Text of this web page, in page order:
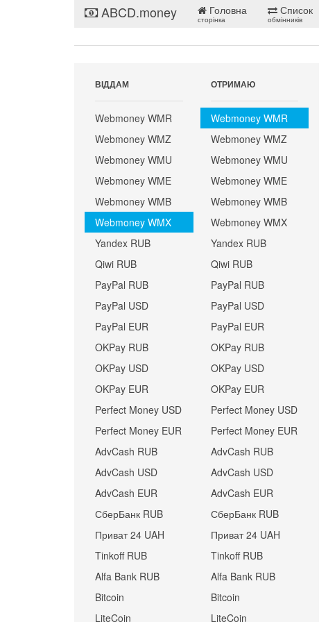
ABCD.money Головна
сторінка
Список
обмінників
ВІДДАМ
Webmoney WMR
Webmoney WMZ
Webmoney WMU
Webmoney WME
Webmoney WMB
Webmoney WMX
Yandex RUB
Qiwi RUB
PayPal RUB
PayPal USD
PayPal EUR
OKPay RUB
OKPay USD
OKPay EUR
Perfect Money USD
Perfect Money EUR
AdvCash RUB
AdvCash USD
AdvCash EUR
СберБанк RUB
Приват 24 UAH
Tinkoff RUB
Alfa Bank RUB
Bitcoin
LiteCoin
ОТРИМАЮ
Webmoney WMR
Webmoney WMZ
Webmoney WMU
Webmoney WME
Webmoney WMB
Webmoney WMX
Yandex RUB
Qiwi RUB
PayPal RUB
PayPal USD
PayPal EUR
OKPay RUB
OKPay USD
OKPay EUR
Perfect Money USD
Perfect Money EUR
AdvCash RUB
AdvCash USD
AdvCash EUR
СберБанк RUB
Приват 24 UAH
Tinkoff RUB
Alfa Bank RUB
Bitcoin
LiteCoin